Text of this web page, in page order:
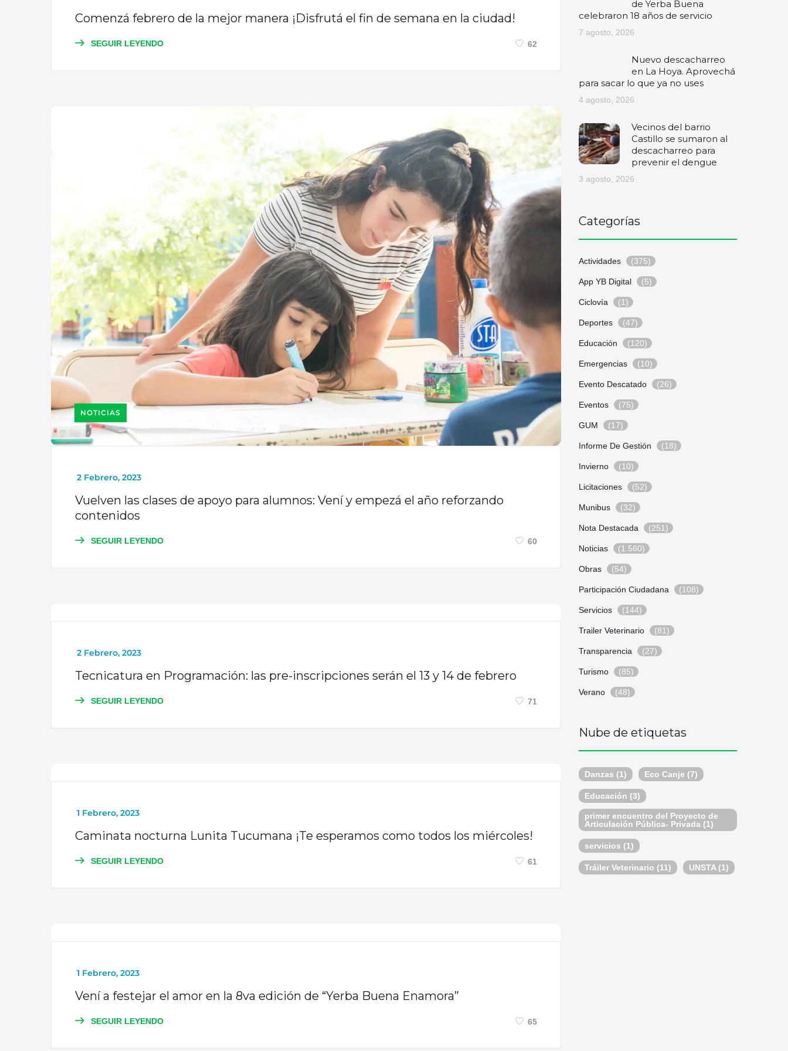
Comenzá febrero de la mejor manera ¡Disfrutá el fin de semana en la ciudad!
SEGUIR LEYENDO 62
NOTICIAS
_
2 Febrero, 2023
Vuelven las clases de apoyo para alumnos: Vení y empezá el año reforzando
contenidos
SEGUIR LEYENDO 60
_
2 Febrero, 2023
Tecnicatura en Programación: las pre-inscripciones serán el 13 y 14 de febrero
SEGUIR LEYENDO 71
_1 Febrero, 2023
Caminata nocturna Lunita Tucumana ¡Te esperamos como todos los miércoles!
SEGUIR LEYENDO 61
_1 Febrero, 2023
Vení a festejar el amor en la 8va edición de “Yerba Buena Enamora”
SEGUIR LEYENDO 65
de Yerba Buena
celebraron 18 años de servicio
7 agosto, 2026
Nuevo descacharreo
en La Hoya. Aprovechá
para sacar lo que ya no uses
4 agosto, 2026
Vecinos del barrio
Castillo se sumaron al
descacharreo para
prevenir el dengue
3 agosto, 2026
Categorías
Actividades (375)
App YB Digital (5)
Ciclovía (1)
Deportes (47)
Educación (120)
Emergencias (10)
Evento Descatado (26)
Eventos (75)
GUM (17)
Informe De Gestión (18)
Invierno (10)
Licitaciones (52)
Munibus (32)
Nota Destacada (251)
Noticias (1.560)
Obras (54)
Participación Ciudadana (108)
Servicios (144)
Trailer Veterinario (81)
Transparencia (27)
Turismo (85)
Verano (48)
Nube de etiquetas
Danzas (1) Eco Canje (7)
Educación (3)
primer encuentro del Proyecto de
Articulación Pública- Privada (1)
servicios (1)
Tráiler Veterinario (11) UNSTA (1)